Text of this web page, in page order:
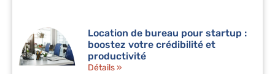
Location de bureau pour startup :
boostez votre crédibilité et
productivité
Détails »